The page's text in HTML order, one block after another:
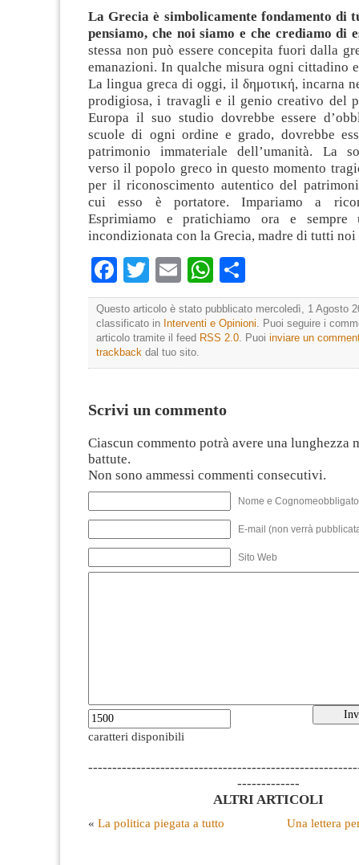
La Grecia è simbolicamente fondamento di
pensiamo, che noi siamo e che crediamo di
stessa non può essere concepita fuori dalla
emanazioni. In qualche misura ogni cittadino
La lingua greca di oggi, il δημοτική, incarna
prodigiosa, i travagli e il genio creativo del
Europa il suo studio dovrebbe essere
scuole di ogni ordine e grado, dovrebbe
patrimonio immateriale dell’umanità. La
verso il popolo greco in questo momento
per il riconoscimento autentico del
cui esso è portatore. Impariamo a
Esprimiamo e pratichiamo ora e sempre
incondizionata con la Grecia, madre di tutti noi
Facebook
TwitterEmailWhatsApp
Questo articolo è stato pubblicato mercoledì, 1 Agosto
classificato in Interventi e Opinioni. Puoi seguire i
articolo tramite il feed RSS 2.0. Puoi inviare un
trackback dal tuo sito.
Scrivi un commento
Ciascun commento potrà avere una lunghezza
battute.
Non sono ammessi commenti consecutivi.
Nome e
E-mail (non verrà
Sito Web
caratteri disponibili
-------------
ALTRI ARTICOLI
« La politica piegata a tutto Una lettera